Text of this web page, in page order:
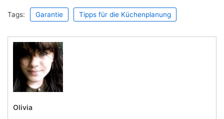
Tags: Garantie Tipps für die Küchenplanung
Olivia